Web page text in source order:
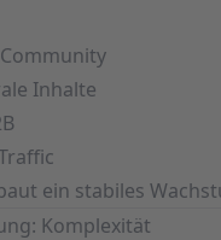
Inhalte
ein stabiles
Komplexität